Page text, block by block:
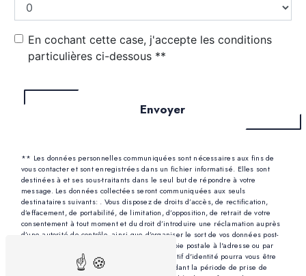
En cochant cette case, j'accepte les conditions
particulières ci-dessous **
Envoyer
** Les données personnelles communiquées sont nécessaires aux fins de
vous contacter et sont enregistrées dans un fichier informatisé. Elles sont
destinées à et ses sous-traitants dans le seul but de répondre à votre
message. Les données collectées seront communiquées aux seuls
destinataires suivants: . Vous disposez de droits d’accès, de rectification,
d’effacement, de portabilité, de limitation, d’opposition, de retrait de votre
consentement à tout moment et du droit d’introduire une réclamation auprès
d’une autorité de contrôle, ainsi que d’organiser le sort de vos données post-
mortem. Vous pouvez exercer ces droits par voie postale à l'adresse ou par
courrier électronique à l'adresse . Un justificatif d'identité pourra vous être
demandé. Nous conservons vos données pendant la période de prise de